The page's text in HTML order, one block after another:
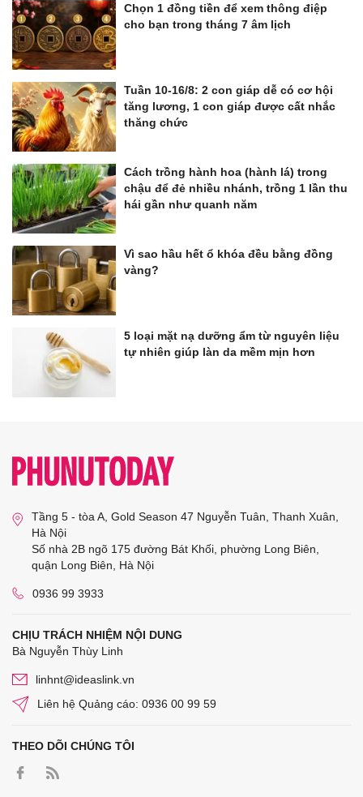
Chọn 1 đồng tiền để xem thông điệp
cho bạn trong tháng 7 âm lịch
Tuần 10-16/8: 2 con giáp dễ có cơ hội
tăng lương, 1 con giáp được cất nhắc
thăng chức
Cách trồng hành hoa (hành lá) trong
chậu để đẻ nhiều nhánh, trồng 1 lần thu
hái gần như quanh năm
Vì sao hầu hết ổ khóa đều bằng đồng
vàng?
5 loại mặt nạ dưỡng ẩm từ nguyên liệu
tự nhiên giúp làn da mềm mịn hơn
Tầng 5 - tòa A, Gold Season 47 Nguyễn Tuân, Thanh Xuân,
Hà Nội
Số nhà 2B ngõ 175 đường Bát Khối, phường Long Biên,
quận Long Biên, Hà Nội
0936 99 3933
CHỊU TRÁCH NHIỆM NỘI DUNG
Bà Nguyễn Thùy Linh
linhnt@ideaslink.vn
Liên hệ Quảng cáo: 0936 00 99 59
THEO DÕI CHÚNG TÔI